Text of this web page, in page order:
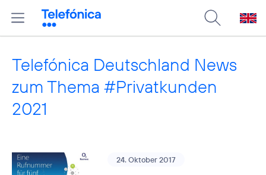
Telefónica Deutschland News
zum Thema #Privatkunden
2021
24. Oktober 2017